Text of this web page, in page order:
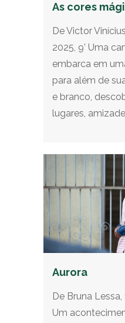
As cores
De Victor
2025, 9’ Uma
embarca em
para além de
e branco,
lugares,
Aurora
De Bruna Lessa,
Um